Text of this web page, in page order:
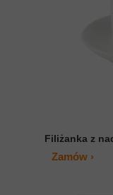
Filiżanka z
Zamów ›